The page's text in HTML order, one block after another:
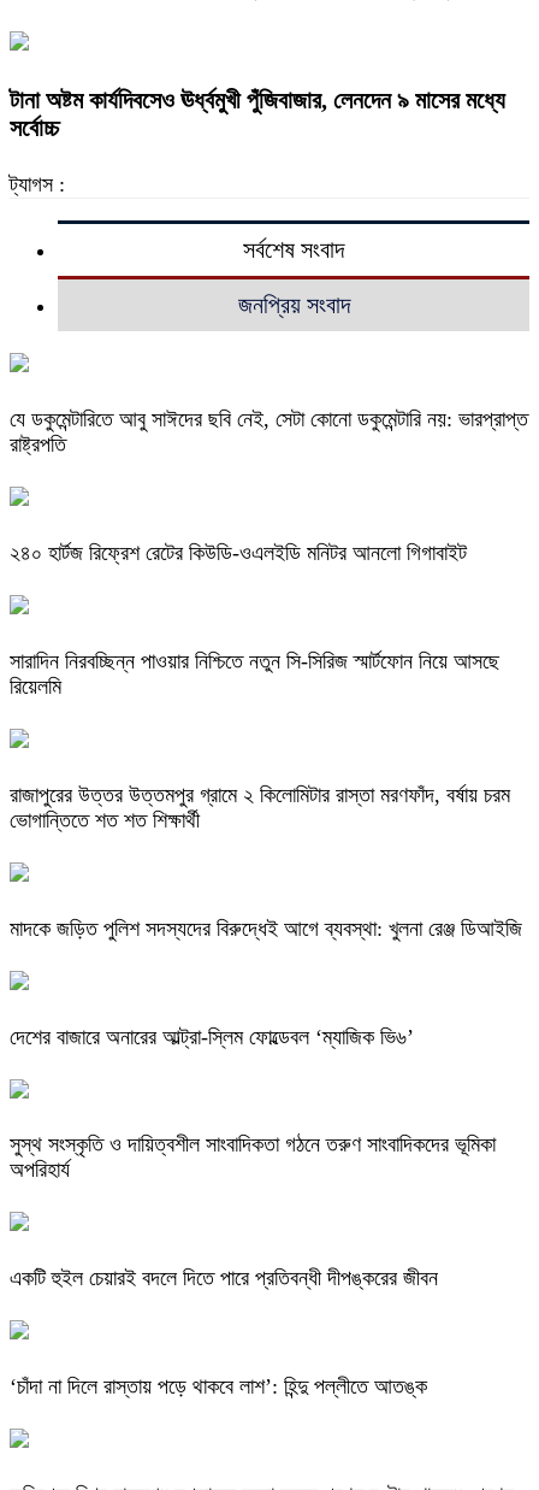
টানা অষ্টম কার্যদিবসেও ঊর্ধ্বমুখী পুঁজিবাজার, লেনদেন ৯ মাসের মধ্যে
সর্বোচ্চ
ট্যাগস :
সর্বশেষ সংবাদ
জনপ্রিয় সংবাদ
যে ডকুমেন্টারিতে আবু সাঈদের ছবি নেই, সেটা কোনো ডকুমেন্টারি নয়: ভারপ্রাপ্ত
রাষ্ট্রপতি
২৪০ হার্টজ রিফ্রেশ রেটের কিউডি-ওএলইডি মনিটর আনলো গিগাবাইট
সারাদিন নিরবচ্ছিন্ন পাওয়ার নিশ্চিতে নতুন সি-সিরিজ স্মার্টফোন নিয়ে আসছে
রিয়েলমি
রাজাপুরের উত্তর উত্তমপুর গ্রামে ২ কিলোমিটার রাস্তা মরণফাঁদ, বর্ষায় চরম
ভোগান্তিতে শত শত শিক্ষার্থী
মাদকে জড়িত পুলিশ সদস্যদের বিরুদ্ধেই আগে ব্যবস্থা: খুলনা রেঞ্জ ডিআইজি
দেশের বাজারে অনারের আল্ট্রা-স্লিম ফোল্ডেবল ‘ম্যাজিক ভি৬’
সুস্থ সংস্কৃতি ও দায়িত্বশীল সাংবাদিকতা গঠনে তরুণ সাংবাদিকদের ভূমিকা
অপরিহার্য
একটি হুইল চেয়ারই বদলে দিতে পারে প্রতিবন্ধী দীপঙ্করের জীবন
‘চাঁদা না দিলে রাস্তায় পড়ে থাকবে লাশ’: হিন্দু পল্লীতে আতঙ্ক